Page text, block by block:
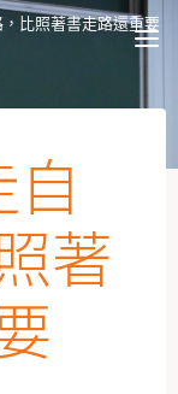
比照著書走路還重要
著